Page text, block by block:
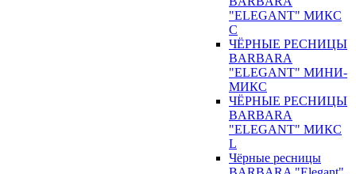
"ELEGANT" МИКС
С
ЧЁРНЫЕ РЕСНИЦЫ
BARBARA
"ELEGANT" МИНИ-
МИКС
ЧЁРНЫЕ РЕСНИЦЫ
BARBARA
"ELEGANT" МИКС
L
Чёрные ресницы